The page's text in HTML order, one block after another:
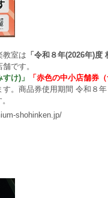
教室は 「令和８年(2026年)度
です。
け)」
「赤色の中小店舗券
す。商品券使用期間 令和８年
shohinken.jp/